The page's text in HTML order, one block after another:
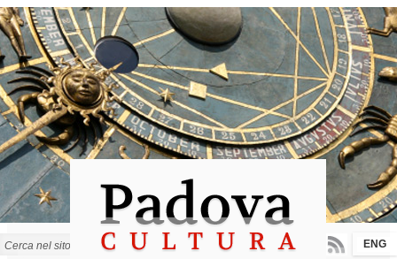
Salta al
contenuto
principale
ENG